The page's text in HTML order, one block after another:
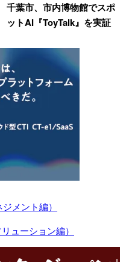
千葉市、市内博物館でスポ
ットAI『ToyTalk』を実証
メント編）
ューション編）